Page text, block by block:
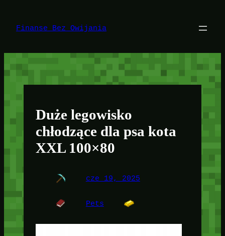
treści
Finanse Bez Owijania
Duże legowisko
chłodzące dla psa kota
XXL 100×80
cze 19, 2025
Pets